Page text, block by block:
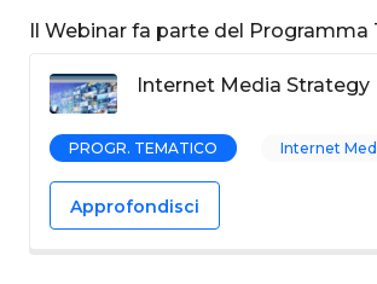
Il Webinar fa parte del Programma
Internet Media Strategy
PROGR. TEMATICO Internet
Approfondisci